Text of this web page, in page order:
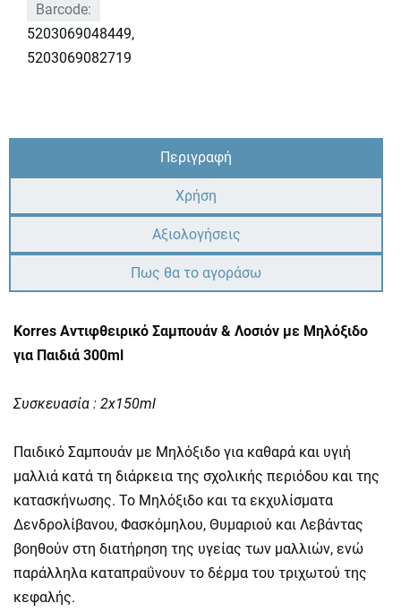
Barcode:
5203069048449,
5203069082719
Περιγραφή
Χρήση
Αξιολογήσεις
Πως θα το αγοράσω
Korres Αντιφθειρικό Σαμπουάν & Λοσιόν με Μηλόξιδο
για Παιδιά 300ml
Συσκευασία : 2x150ml
Παιδικό Σαμπουάν με Μηλόξιδο για καθαρά και υγιή
µαλλιά κατά τη διάρκεια της σχολικής περιόδου και της
κατασκήνωσης. Το Μηλόξιδο και τα εκχυλίσματα
Δενδρολίβανου, Φασκόμηλου, Θυμαριού και Λεβάντας
βοηθούν στη διατήρηση της υγείας των μαλλιών, ενώ
παράλληλα καταπραΰνουν το δέρμα του τριχωτού της
κεφαλής.